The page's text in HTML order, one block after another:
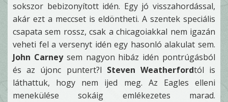
sokszor bebizonyított idén. Egy jó visszahordással,
akár ezt a meccset is eldöntheti. A szentek speciális
csapata sem rossz, csak a chicagoiakkal nem igazán
veheti fel a versenyt idén egy hasonló alakulat sem.
John Carneysem nagyon hibáz idén pontrúgásból
és az újonc puntert?l Steven Weatherfordtól is
láthattuk, hogy nem ijed meg. Az Eagles elleni
menekülése sokáig emlékezetes marad.